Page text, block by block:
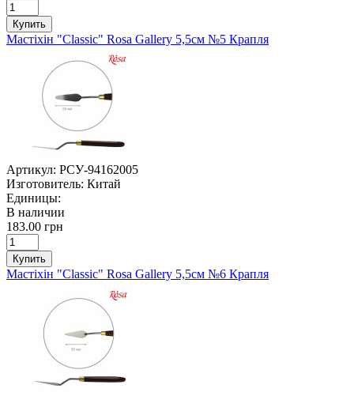
Купить
Мастіхін "Classic" Rosa Gallery 5,5см №5 Крапля
Артикул: РСУ-94162005
Изготовитель: Китай
Единицы:
В наличии
183.00 грн
Купить
Мастіхін "Classic" Rosa Gallery 5,5см №6 Крапля